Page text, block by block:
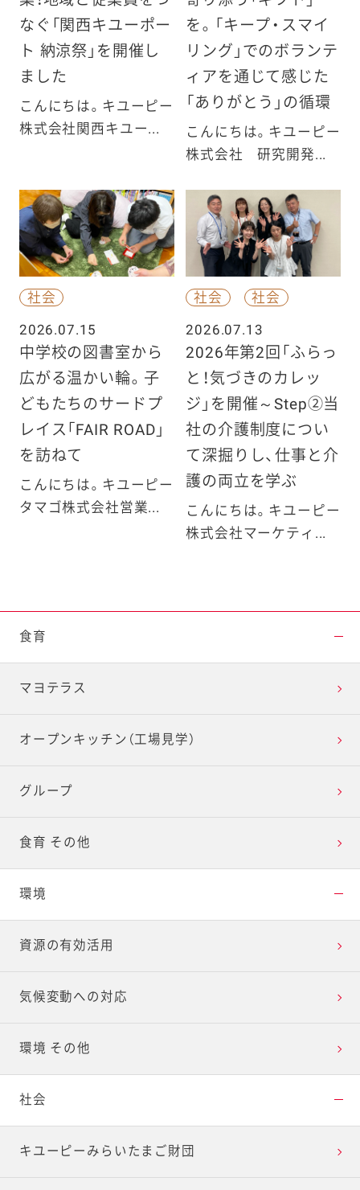
なぐ「関西キユーポー
ト 納涼祭」を開催し
ました
こんにちは。キユーピー
株式会社関西キユー...
を。「キープ・スマイ
リング」でのボランテ
ィアを通じて感じた
「ありがとう」の循環
こんにちは。キユーピー
株式会社 研究開発...
社会
2026.07.15
中学校の図書室から
広がる温かい輪。子
どもたちのサードプ
レイス「FAIR ROAD」
を訪ねて
こんにちは。キユーピー
タマゴ株式会社営業...
社会
社会
2026.07.13
2026年第2回「ふらっ
と！気づきのカレッ
ジ」を開催～Step②当
社の介護制度につい
て深掘りし、仕事と介
護の両立を学ぶ
こんにちは。キユーピー
株式会社マーケティ...
食育
マヨテラス
オープンキッチン（工場見学）
グループ
食育 その他
環境
資源の有効活用
気候変動への対応
環境 その他
社会
キユーピーみらいたまご財団